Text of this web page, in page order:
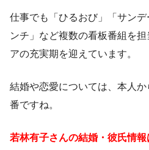
仕事でも「ひるおび」「サン
ンチ」など複数の看板番組を
アの充実期を迎えています。
結婚や恋愛については、本人
番ですね。
若林有子さんの結婚・彼氏情